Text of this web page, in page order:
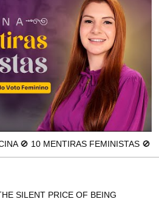
🚫 10 MENTIRAS FEMINISTAS 🚫
SILENT PRICE OF BEING